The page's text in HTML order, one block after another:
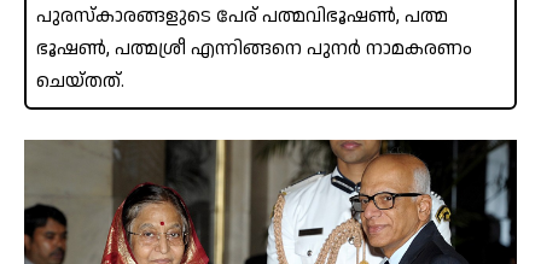
പുരസ്‌കാരങ്ങളുടെ പേര് പത്മവിഭൂഷൺ, പത്മ
ഭൂഷൺ, പത്മശ്രീ എന്നിങ്ങനെ പുനർ നാമകരണം
ചെയ്തത്.